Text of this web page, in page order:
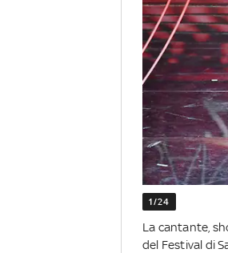
1/24
La cantante,
del Festival di